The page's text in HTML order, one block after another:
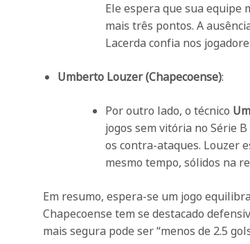
Ele espera que sua equipe
mais três pontos. A
Lacerda confia nos
Umberto Louzer (Chapecoense):
Por outro lado, o técnico
jogos sem vitória no Série
os contra-ataques. Louzer
mesmo tempo, sólidos na
Em resumo, espera-se um jogo
Chapecoense tem se destacado
mais segura pode ser “menos de 2.5